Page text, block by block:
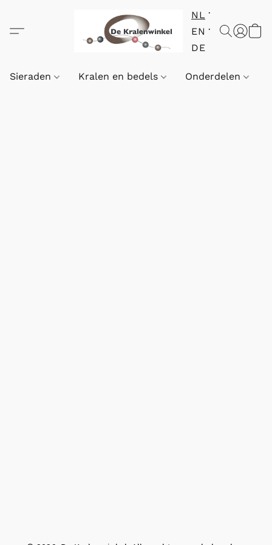
NL
EN
DE
Sieraden Kralen en bedels Onderdelen